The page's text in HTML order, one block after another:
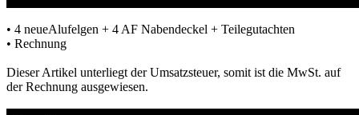
• 4 neueAlufelgen + 4 AF Nabendeckel + Teilegutachten
• Rechnung
Dieser Artikel unterliegt der Umsatzsteuer, somit ist die MwSt. auf
der Rechnung ausgewiesen.